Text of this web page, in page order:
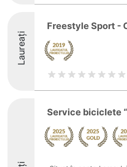
Laureați
Freestyle Sport -
Service biciclete